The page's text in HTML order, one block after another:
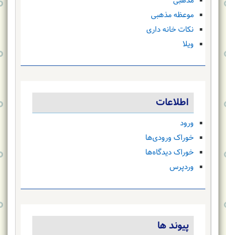
موعظه مذهبی
نکات خانه داری
ویلا
اطلاعات
ورود
خوراک ورودی‌ها
خوراک دیدگاه‌ها
وردپرس
پیوند ها